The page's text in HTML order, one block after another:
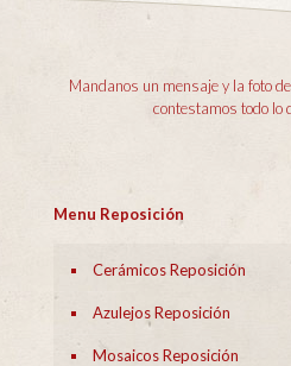
Mandanos un mensaje y la foto
contestamos todo lo
Menu Reposición
Cerámicos Reposición
Azulejos Reposición
Mosaicos Reposición